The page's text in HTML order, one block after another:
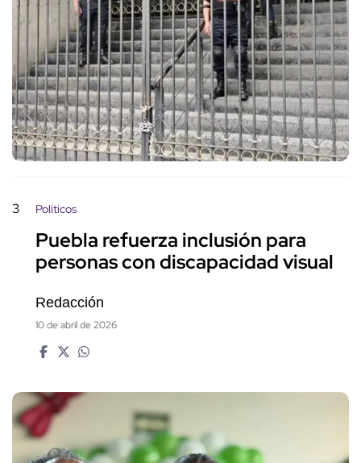
3 Políticos
Puebla refuerza inclusión para
personas con discapacidad visual
Redacción
10 de abril de 2026